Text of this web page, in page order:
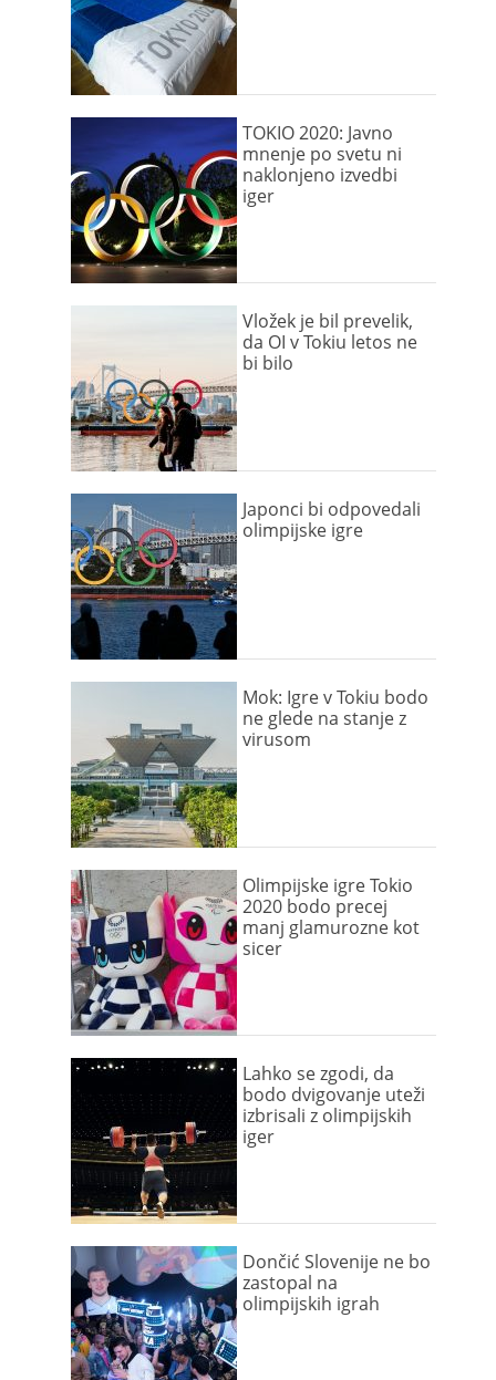
TOKIO 2020: Javno
mnenje po svetu ni
naklonjeno izvedbi
iger
Vložek je bil prevelik,
da OI v Tokiu letos ne
bi bilo
Japonci bi odpovedali
olimpijske igre
Mok: Igre v Tokiu bodo
ne glede na stanje z
virusom
Olimpijske igre Tokio
2020 bodo precej
manj glamurozne kot
sicer
Lahko se zgodi, da
bodo dvigovanje uteži
izbrisali z olimpijskih
iger
Dončić Slovenije ne bo
zastopal na
olimpijskih igrah